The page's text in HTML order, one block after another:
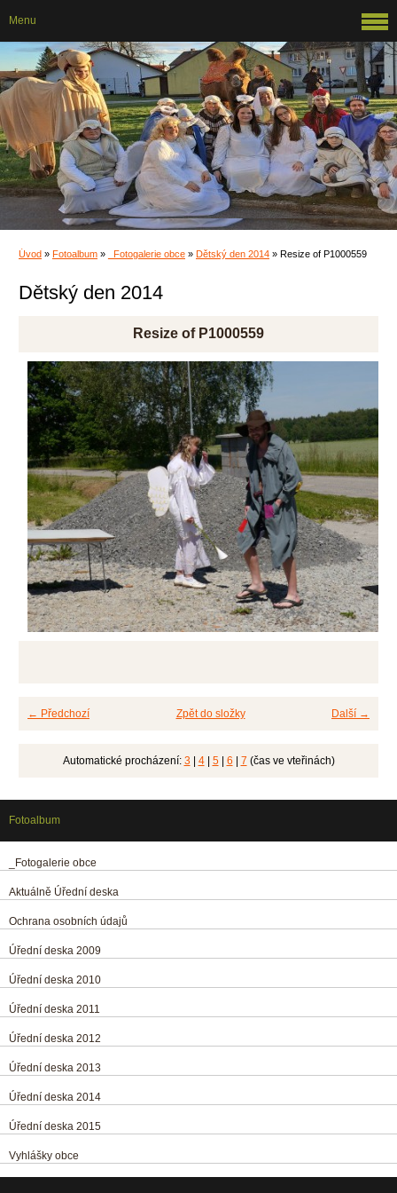
Úvod » Fotoalbum » _Fotogalerie obce » Dětský den 2014 » Resize of P1000559
Dětský den 2014
Resize of P1000559
← Předchozí Další →
Zpět do složky
Automatické procházení: 3 | 4| 5| 6 | 7 (čas ve vteřinách)
Menu
Fotoalbum
_Fotogalerie obce
Aktuálně Úřední deska
Ochrana osobních údajů
Úřední deska 2009
Úřední deska 2010
Úřední deska 2011
Úřední deska 2012
Úřední deska 2013
Úřední deska 2014
Úřední deska 2015
Vyhlášky obce